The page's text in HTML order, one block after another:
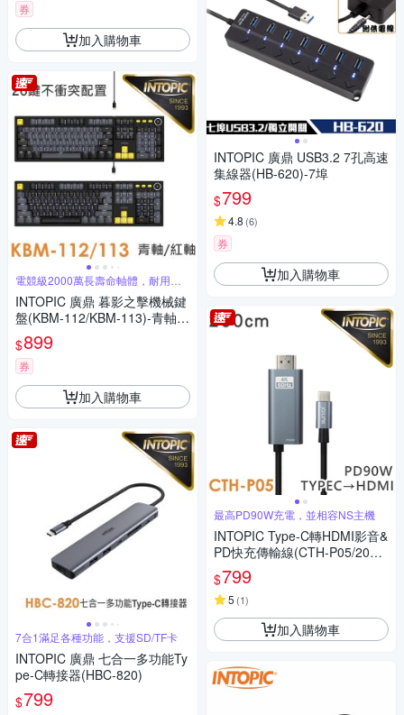
券
加入購物車
電競級2000萬長壽命軸體，耐用不
疲乏
INTOPIC 廣鼎 暮影之擊機械鍵
盤(KBM-112/KBM-113)-青軸/
紅軸
$899
券
加入購物車
7合1滿足各種功能，支援SD/TF卡
INTOPIC 廣鼎 七合一多功能Ty
pe-C轉接器(HBC-820)
$799
INTOPIC 廣鼎 USB3.2 7孔高速
集線器(HB-620)-7埠
$799
4.8 (6)
券
加入購物車
最高PD90W充電，並相容NS主機
INTOPIC Type-C轉HDMI影音&
PD快充傳輸線(CTH-P05/200c
m)
$799
5 (1)
加入購物車